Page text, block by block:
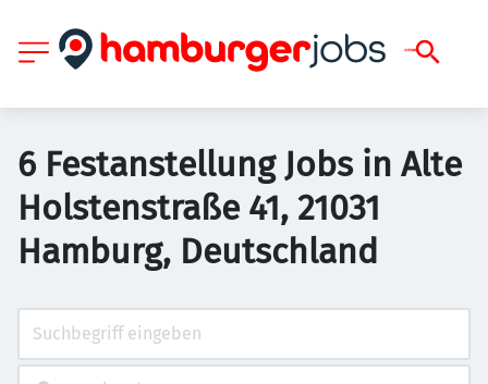
6 Festanstellung Jobs in Alte
Holstenstraße 41, 21031
Hamburg, Deutschland